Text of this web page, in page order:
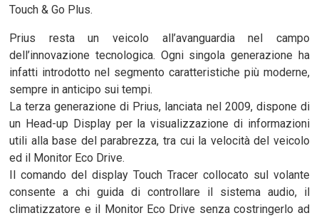
Touch & Go Plus.
Prius resta un veicolo all’avanguardia nel campo
dell’innovazione tecnologica. Ogni singola generazione ha
infatti introdotto nel segmento caratteristiche più moderne,
sempre in anticipo sui tempi.
La terza generazione di Prius, lanciata nel 2009, dispone di
un Head-up Display per la visualizzazione di informazioni
utili alla base del parabrezza, tra cui la velocità del veicolo
ed il Monitor Eco Drive.
Il comando del display Touch Tracer collocato sul volante
consente a chi guida di controllare il sistema audio, il
climatizzatore e il Monitor Eco Drive senza costringerlo ad